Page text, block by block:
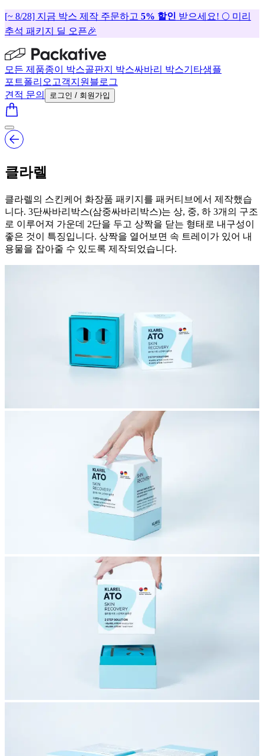
[~ 8/28] 지금 박스 제작 주문하고 5% 할인 받으세요! 🌕 미리
추석 패키지 딜 오픈🎉
모든 제품종이 박스골판지 박스싸바리 박스기타샘플
포트폴리오 고객지원 블로그
견적 문의
로그인 / 회원가입
클라렐
클라렐의 스킨케어 화장품 패키지를 패커티브에서 제작했습
니다. 3단싸바리박스(삼중싸바리박스)는 상, 중, 하 3개의 구조
로 이루어져 가운데 2단을 두고 상짝을 닫는 형태로 내구성이
좋은 것이 특징입니다. 상짝을 열어보면 속 트레이가 있어 내
용물을 잡아줄 수 있도록 제작되었습니다.